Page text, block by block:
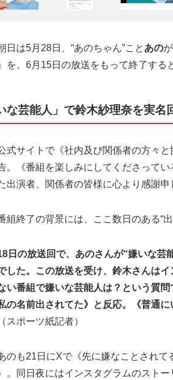
は5月28日、“あのちゃん”こと あの
を、6月15日の放送をもって終了する
な芸能人」で鈴木紗理奈を実名
式サイトで《社内及び関係者の方々
。《番組を楽しみにしてくださって
出演者、関係者の皆様に心より感謝
終了の背景には、ここ数日のある“出
日の放送回で、あのさんが“嫌いな
した。この放送を受け、鈴木さんは
い番組で嫌いな芸能人は？という質
の名前出されてた》と反応。《普通
（スポーツ紙記者）
のも21日にXで《先に嫌なことされて
。同日夜にはインスタグラムのスト